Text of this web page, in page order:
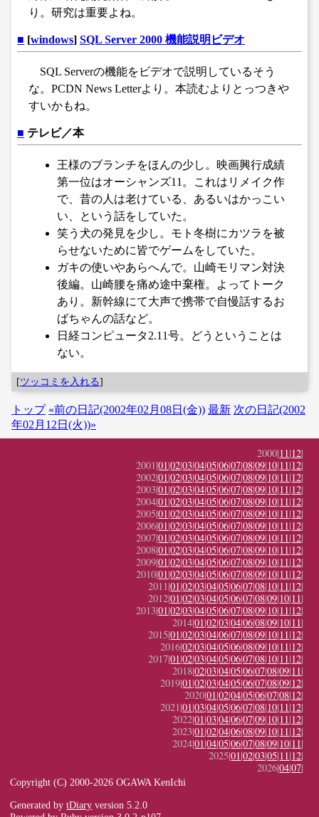
り。研究は重要よね。
■ [windows] SQL Server 2000 機能説明ビデオ
SQL Serverの機能をビデオで説明しているそう
な。PCDN News Letterより。本読むよりとっつきや
すいかもね。
■ テレビ／本
王様のブランチをほんの少し。映画興行成績
第一位はオーシャンズ11。これはリメイク作
で、昔の人は老けている、あるいはかっこい
い、という話をしていた。
笑う犬の発見を少し。モト冬樹にカツラを被
らせないために皆でゲームをしていた。
ガキの使いやあらへんで。山崎モリマン対決
後編。山崎腰を痛め途中棄権。よってトーク
あり。新幹線にて大声で携帯で自慢話するお
ばちゃんの話など。
日経コンピュータ2.11号。どうということは
ない。
[ツッコミを入れる]
トップ «前の日記(2002年02月08日(金)) 最新 次の日記(2002
年02月12日(火))»
2000|11|12|
2001|01|02|03|04|05|06|07|08|09|10|11|12|
2002|01|02|03|04|05|06|07|08|09|10|11|12|
2003|01|02|03|04|05|06|07|08|09|10|11|12|
2004|01|02|03|04|05|06|07|08|09|10|11|12|
2005|01|02|03|04|05|06|07|08|09|10|11|12|
2006|01|02|03|04|05|06|07|08|09|10|11|12|
2007|01|02|03|04|05|06|07|08|09|10|11|12|
2008|01|02|03|04|05|06|07|08|09|10|11|12|
2009|01|02|03|04|05|06|07|08|09|10|11|12|
2010|01|02|03|04|05|06|07|08|09|10|11|12|
2011|01|02|03|04|05|06|07|08|10|11|12|
2012|01|02|03|04|05|06|07|08|09|10|11|
2013|01|02|03|04|05|06|07|08|09|10|11|12|
2014|01|02|03|04|06|08|09|10|11|
2015|01|02|03|04|06|07|08|09|10|11|12|
2016|02|03|04|05|06|08|09|10|11|12|
2017|01|02|03|04|05|06|07|08|10|11|12|
2018|02|03|04|05|06|07|08|09|11|
2019|01|02|03|04|05|06|07|08|09|12|
2020|01|02|04|05|06|07|08|12|
2021|01|03|04|05|06|07|08|10|11|12|
2022|01|03|04|06|07|09|10|11|12|
2023|01|02|04|06|08|09|10|11|12|
2024|01|04|05|06|07|08|09|10|11|
2025|01|02|03|05|11|12|
2026|04|07|
Copyright (C) 2000-2026 OGAWA KenIchi
Generated bytDiary version 5.2.0